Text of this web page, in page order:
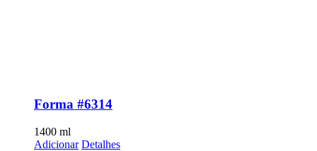
Forma #6314
1400 ml
Adicionar Detalhes